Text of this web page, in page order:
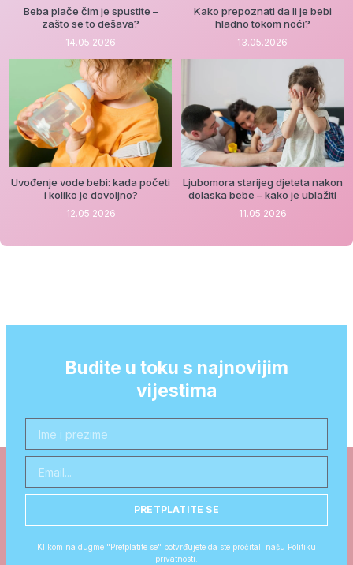
Beba plače čim je spustite –
zašto se to dešava?
14.05.2026
Kako prepoznati da li je bebi
hladno tokom noći?
13.05.2026
Uvođenje vode bebi: kada početi
i koliko je dovoljno?
12.05.2026
Ljubomora starijeg djeteta nakon
dolaska bebe – kako je ublažiti
11.05.2026
Budite u toku s najnovijim
vijestima
PRETPLATITE SE
Klikom na dugme "Pretplatite se" potvrđujete da ste pročitali našu Politiku
privatnosti.